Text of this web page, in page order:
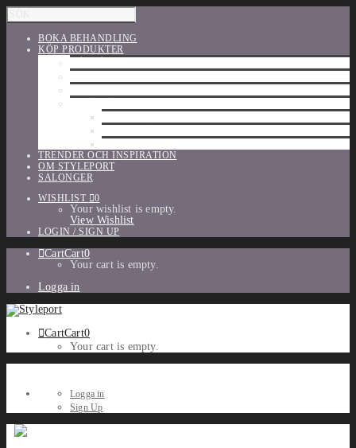
BOKA BEHANDLING
KÖP PRODUKTER
TRENDER OCH INSPIRATION
OM STYLEPORT
SALONGER
WISHLIST
0
Your wishlist is empty.
View Wishlist
LOGIN / SIGN UP
CartCart0
Your cart is empty.
Logga in
CartCart0
Your cart is empty.
Logga in
Sign Up